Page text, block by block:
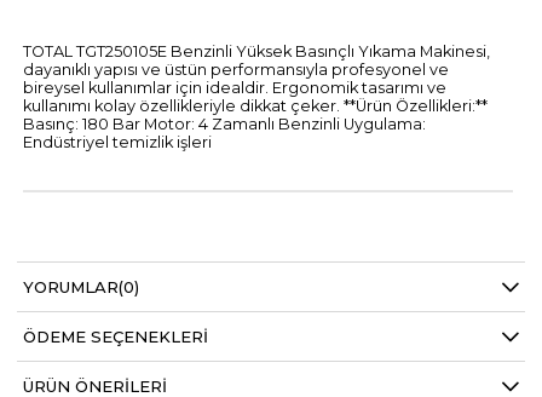
TOTAL TGT250105E Benzinli Yüksek Basınçlı Yıkama Makinesi,
dayanıklı yapısı ve üstün performansıyla profesyonel ve
bireysel kullanımlar için idealdir. Ergonomik tasarımı ve
kullanımı kolay özellikleriyle dikkat çeker. **Ürün Özellikleri:**
Basınç: 180 Bar Motor: 4 Zamanlı Benzinli Uygulama:
Endüstriyel temizlik işleri
YORUMLAR(0)
ÖDEME SEÇENEKLERI
ÜRÜN ÖNERILERI